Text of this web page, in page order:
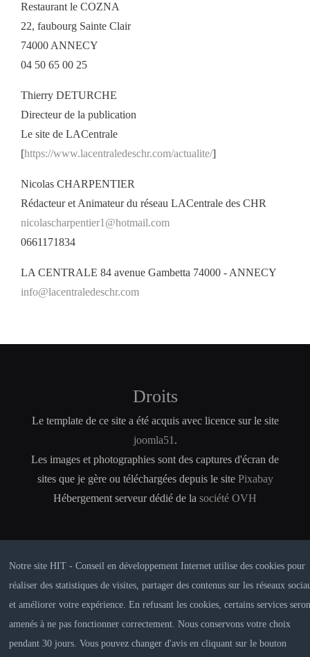
Restaurant le COZNA
22, faubourg Sainte Clair
74000 ANNECY
04 50 65 00 25
Thierry DETURCHE
Directeur de la publication
Le site de LACentrale
[https://www.lacentraledeschr.com/actualite/]
Nicolas CHARPENTIER
Rédacteur et Animateur du réseau LACentrale des CHR
nicolascharpentier1@hotmail.com
0661171834
LA CENTRALE 84 avenue Gambetta 74000 - ANNECY
info@lacentraledeschr.com
Droits
Le template de ce site a été acquis avec licence sur le site
joomla51 .
Les images et photographies sont des captures d'écran de
sites que je gère ou téléchargées depuis le site Pixabay
Hébergement serveur dédié de la société OVH
Notre site HIT - Conseil en développement Internet utilise des cookies pour
réaliser des statistiques de visites, partager des contenus sur les réseaux
et améliorer votre expérience. En refusant les cookies, certains services
amenés à ne pas fonctionner correctement. Nous conservons votre choix
pendant 30 jours. Vous pouvez changer d'avis en cliquant sur le bouton
CRÉDITS